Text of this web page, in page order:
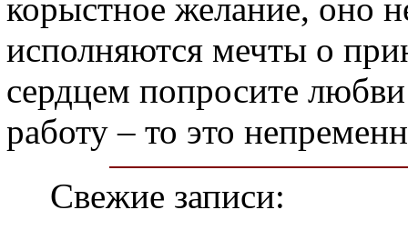
корыстное желание, оно
исполняются мечты о
сердцем попросите
работу – то это
Свежие записи: